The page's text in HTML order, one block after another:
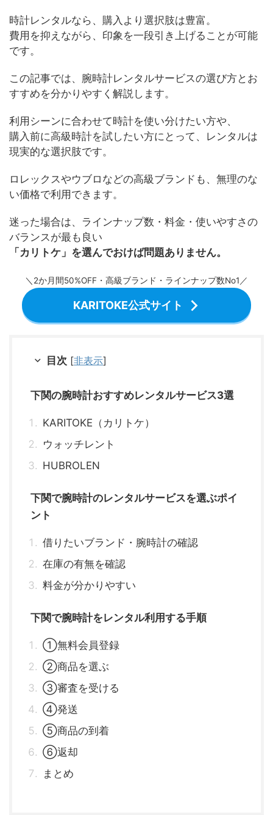
時計レンタルなら、購入より選択肢は豊富。
費用を抑えながら、印象を一段引き上げることが可能
です。
この記事では、腕時計レンタルサービスの選び方とお
すすめを分かりやすく解説します。
利用シーンに合わせて時計を使い分けたい方や、
購入前に高級時計を試したい方にとって、レンタルは
現実的な選択肢です。
ロレックスやウブロなどの高級ブランドも、無理のな
い価格で利用できます。
迷った場合は、ラインナップ数・料金・使いやすさの
バランスが最も良い
「カリトケ」を選んでおけば問題ありません。
＼2か月間50%OFF・高級ブランド・ラインナップ数No1／
KARITOKE公式サイト
目次 [非表示]
下関の腕時計おすすめレンタルサービス3選
KARITOKE（カリトケ）
ウォッチレント
HUBROLEN
下関で腕時計のレンタルサービスを選ぶポイ
ント
借りたいブランド・腕時計の確認
在庫の有無を確認
料金が分かりやすい
下関で腕時計をレンタル利用する手順
①無料会員登録
②商品を選ぶ
③審査を受ける
④発送
⑤商品の到着
⑥返却
まとめ